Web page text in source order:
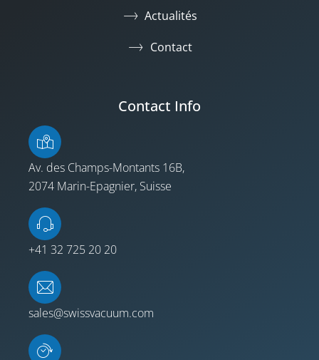
Actualités
Contact
Contact Info
Av. des Champs-Montants 16B,
2074 Marin-Epagnier, Suisse
+41 32 725 20 20
sales@swissvacuum.com